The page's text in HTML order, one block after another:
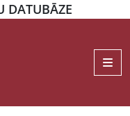
DATUBĀZE